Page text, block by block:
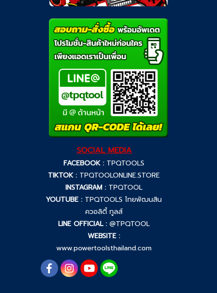
SOCIAL MEDIA
FACEBOOK : TPQTOOLS
TIKTOK : TPQTOOLONLINE.STORE
INSTAGRAM : TPQTOOL
YOUTUBE : TPQTOOLS ไทยพัฒนสิน
ควอลิตี้ ทูลส์
LINE OFFICIAL : @TPQTOOL
WEBSITE :
www.powertoolsthailand.com